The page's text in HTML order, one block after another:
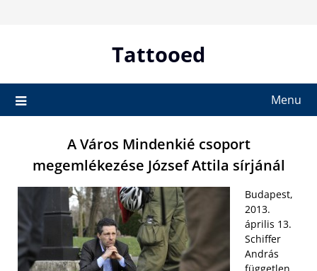
Tattooed
Menu
A Város Mindenkié csoport
megemlékezése József Attila sírjánál
Budapest,
2013.
április 13.
Schiffer
András